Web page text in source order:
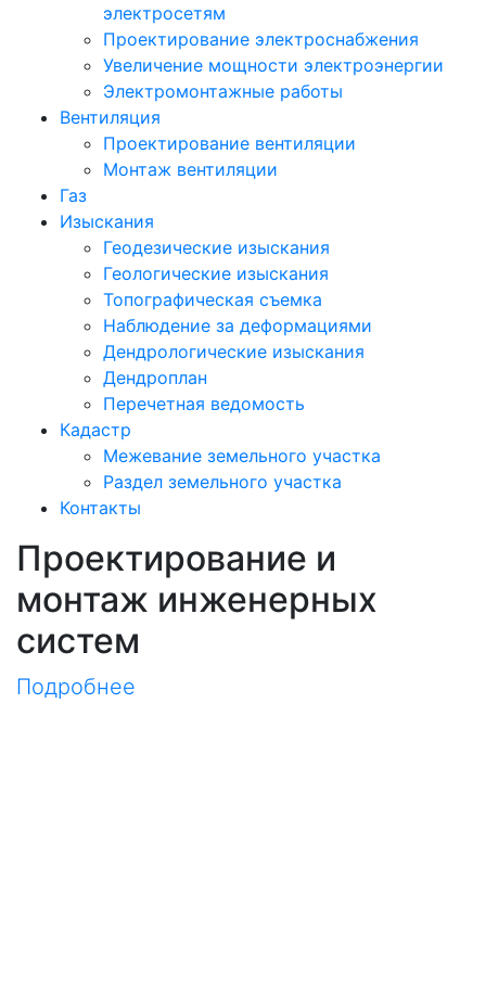
электросетям
Проектирование электроснабжения
Увеличение мощности электроэнергии
Электромонтажные работы
Вентиляция
Проектирование вентиляции
Монтаж вентиляции
Газ
Изыскания
Геодезические изыскания
Геологические изыскания
Топографическая съемка
Наблюдение за деформациями
Дендрологические изыскания
Дендроплан
Перечетная ведомость
Кадастр
Межевание земельного участка
Раздел земельного участка
Контакты
Проектирование и
монтаж инженерных
систем
Подробнее